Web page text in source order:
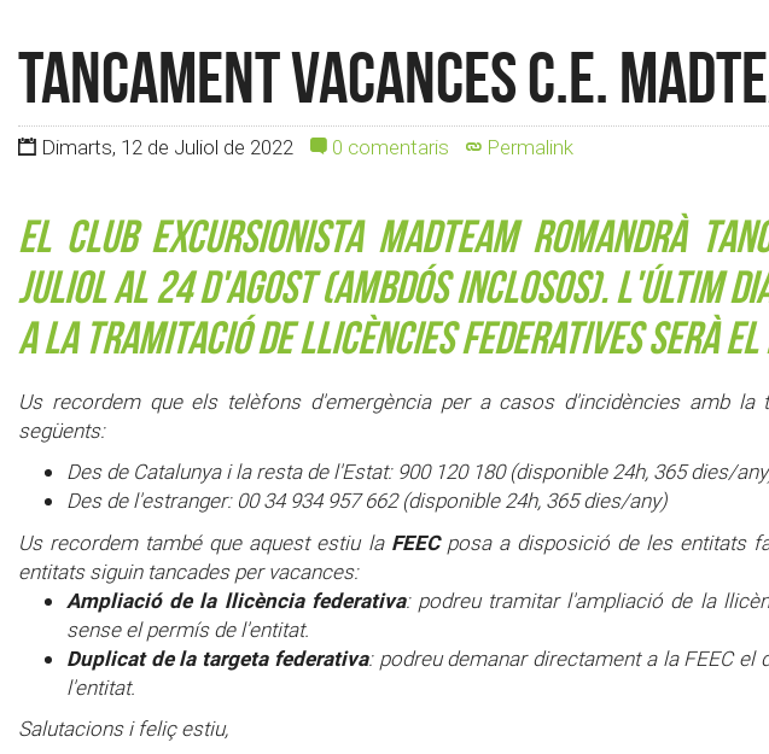
Tancament Vacances C.E.
Dimarts, 12 de Juliol de 2022 0 comentaris Permalink
El Club Excursionista MadTeam romandrà
juliol al 24 d'agost (ambdós inclosos).L'últim
a la tramitació de llicències federatives serà
Us recordem que els telèfons d'emergència per a casos d'incidències amb
següents:
Des de Catalunya i la resta de l'Estat: 900 120 180 (disponible 24h, 365 dies/
Des de l'estranger: 00 34 934 957 662 (disponible 24h, 365 dies/any)
Us recordem també que aquest estiu la FEECposa a disposició de les entitats
entitats siguin tancades per vacances:
Ampliació de la llicència federativa: podreu tramitar l'ampliació de la
sense el permís de l'entitat.
Duplicat de la targeta federativa: podreu demanar directament a la FEEC
l'entitat.
Salutacions i feliç estiu,